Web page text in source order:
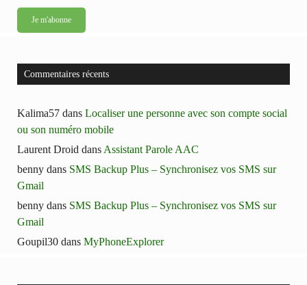
Commentaires récents
Kalima57 dans Localiser une personne avec son compte social
ou son numéro mobile
Laurent Droid dans Assistant Parole AAC
benny dans SMS Backup Plus – Synchronisez vos SMS sur
Gmail
benny dans SMS Backup Plus – Synchronisez vos SMS sur
Gmail
Goupil30 dans MyPhoneExplorer